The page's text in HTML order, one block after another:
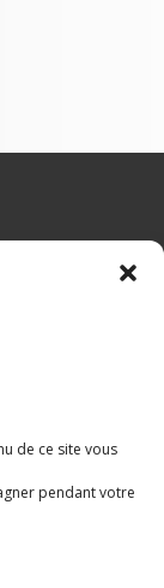
de ce site vous
pendant votre